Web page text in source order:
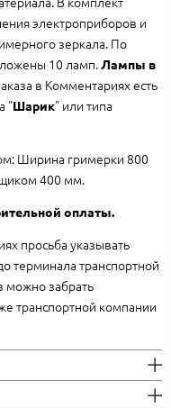
электроприборов и
зеркала. По
10 ламп.Лампы в
в Комментариях есть
"Шарик" или типа
Ширина гримерки 800
400 мм.
оплаты.
просьба указывать
терминала транспортной
можно забрать
транспортной компании